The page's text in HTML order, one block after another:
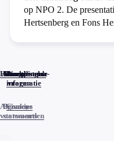
op NPO 2. De
Hertsenberg en Fons
Home
Actueel
Uitzendingen
Reacties
Programma-
informatie
Veelgestelde
vragen
Algemene
voorwaarden
Privacy
statements
Cookies